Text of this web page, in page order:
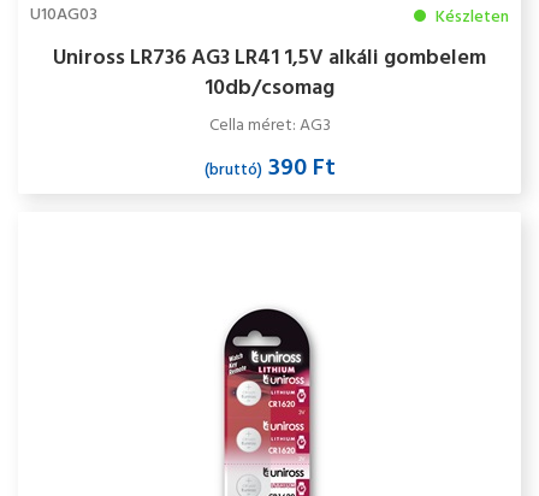
U10AG03 Készleten
Uniross LR736 AG3 LR41 1,5V alkáli gombelem
10db/csomag
Cella méret: AG3
(bruttó)390 Ft